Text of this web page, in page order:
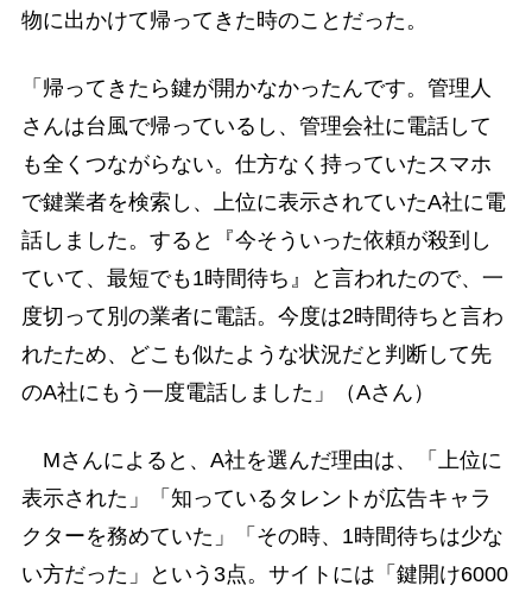
物に出かけて帰ってきた時のことだった。
「帰ってきたら鍵が開かなかったんです。管理人
さんは台風で帰っているし、管理会社に電話して
も全くつながらない。仕方なく持っていたスマホ
で鍵業者を検索し、上位に表示されていたA社に電
話しました。すると『今そういった依頼が殺到し
ていて、最短でも1時間待ち』と言われたので、一
度切って別の業者に電話。今度は2時間待ちと言わ
れたため、どこも似たような状況だと判断して先
のA社にもう一度電話しました」（Aさん）
Mさんによると、A社を選んだ理由は、「上位に
表示された」「知っているタレントが広告キャラ
クターを務めていた」「その時、1時間待ちは少な
い方だった」という3点。サイトには「鍵開け6000